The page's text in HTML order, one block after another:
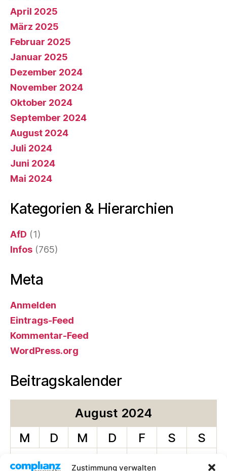
Zustimmung verwalten
April 2025
März 2025
Februar 2025
Januar 2025
Dezember 2024
November 2024
Oktober 2024
September 2024
August 2024
Juli 2024
Juni 2024
Mai 2024
Kategorien & Hierarchien
AfD (1)
Infos (765)
Meta
Anmelden
Eintrags-Feed
Kommentar-Feed
WordPress.org
Beitragskalender
August 2024
M
D M D F S
S